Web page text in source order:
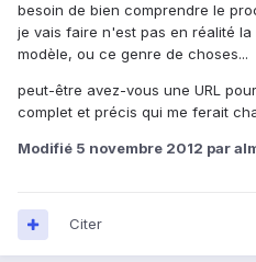
besoin de bien comprendre le
je vais faire n'est pas en réalité
modèle, ou ce genre de choses...
peut-être avez-vous une URL
complet et précis qui me ferait
Modifié 5 novembre 2012 par
Citer